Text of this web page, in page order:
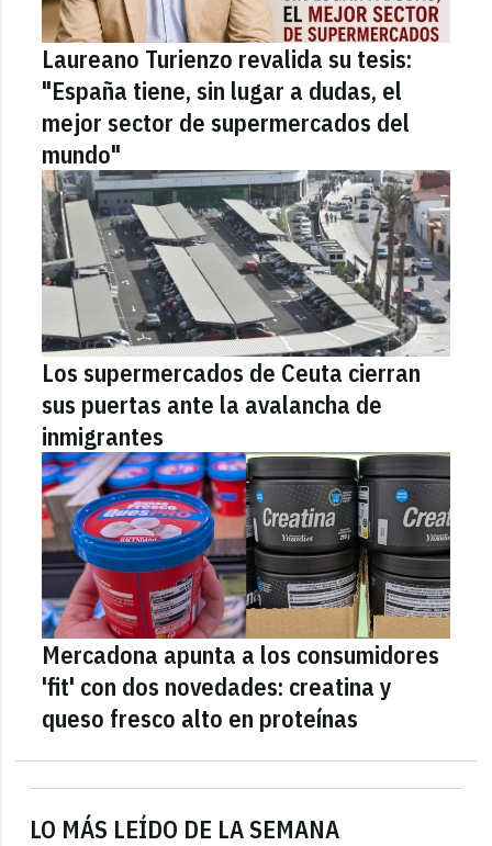
LO MÁS LEÍDO DE LA SEMANA
Laureano Turienzo revalida su tesis:
"España tiene, sin lugar a dudas, el
mejor sector de supermercados del
mundo"
Los supermercados de Ceuta cierran
sus puertas ante la avalancha de
inmigrantes
Mercadona apunta a los consumidores
'fit' con dos novedades: creatina y
queso fresco alto en proteínas